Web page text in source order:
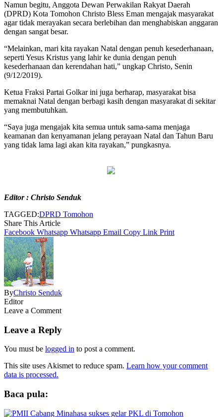
Namun begitu, Anggota Dewan Perwakilan Rakyat Daerah
(DPRD) Kota Tomohon Christo Bless Eman mengajak masyarakat
agar tidak merayakan secara berlebihan dan menghabiskan anggaran
dengan sangat besar.
“Melainkan, mari kita rayakan Natal dengan penuh kesederhanaan,
seperti Yesus Kristus yang lahir ke dunia dengan penuh
kesederhanaan dan kerendahan hati,” ungkap Christo, Senin
(9/12/2019).
Ketua Fraksi Partai Golkar ini juga berharap, masyarakat bisa
memaknai Natal dengan berbagi kasih dengan masyarakat di sekitar
yang membutuhkan.
“Saya juga mengajak kita semua untuk sama-sama menjaga
keamanan dan kenyamanan jelang perayaan Natal dan Tahun Baru
yang tidak lama lagi akan kita rayakan,” pungkasnya.
Editor : Christo Senduk
TAGGED:DPRD Tomohon
Share This Article
Facebook Whatsapp Whatsapp Email Copy Link Print
ByChristo Senduk
Editor
Leave a Comment
Leave a Reply
You must be logged in to post a comment.
This site uses Akismet to reduce spam. Learn how your comment
data is processed.
Baca pula: